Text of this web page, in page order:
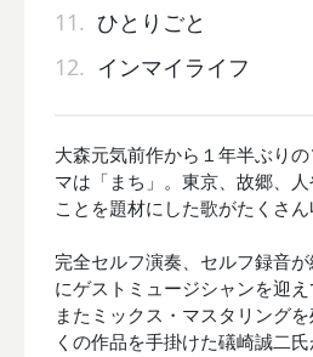
11. ひとりごと
12. インマイライフ
大森元気前作から１年半ぶり
マは「まち」。東京、故郷、
ことを題材にした歌がたくさん
完全セルフ演奏、セルフ録音
にゲストミュージシャンを迎え
またミックス・マスタリング
くの作品を手掛けた礒崎誠二氏